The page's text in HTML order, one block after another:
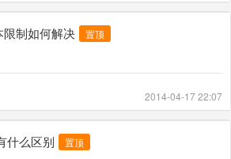
制如何解决 置顶
2014-04-17 22:07
什么区别 置顶